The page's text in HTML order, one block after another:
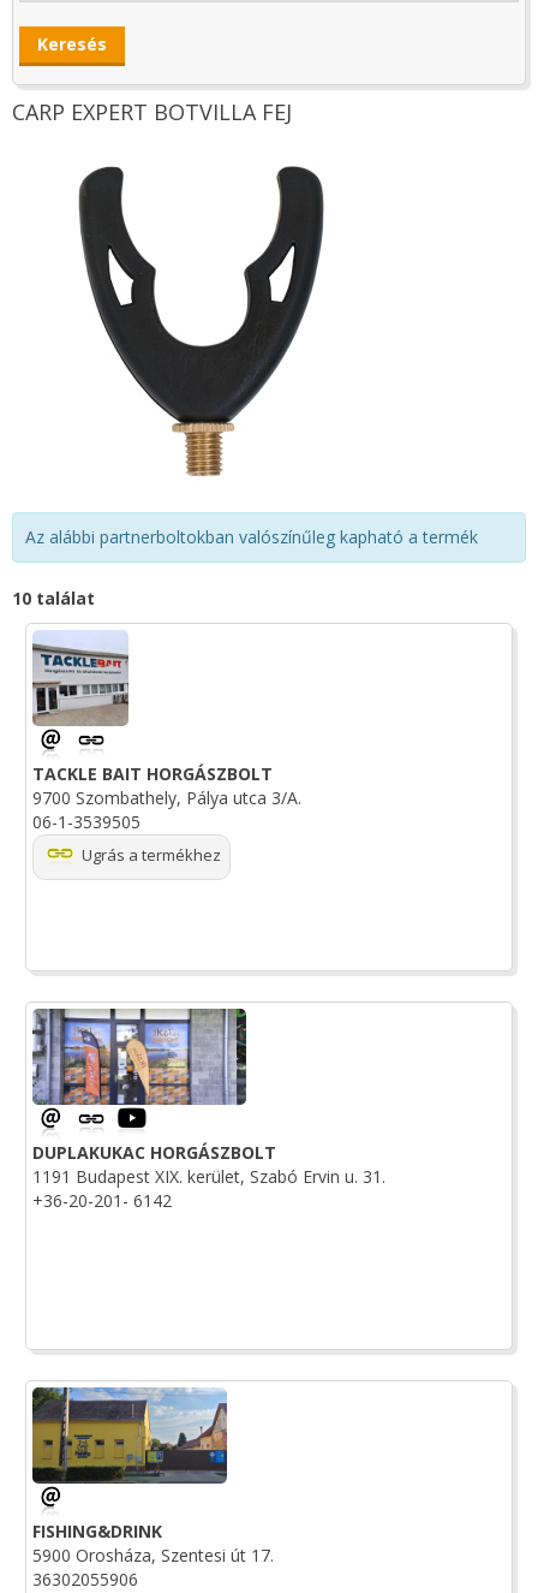
CARP EXPERT BOTVILLA FEJ
Az alábbi partnerboltokban valószínűleg kapható a termék
10 találat
TACKLE BAIT HORGÁSZBOLT
9700 Szombathely, Pálya utca 3/A.
06-1-3539505
Ugrás a termékhez
DUPLAKUKAC HORGÁSZBOLT
1191 Budapest XIX. kerület, Szabó Ervin u. 31.
+36-20-201- 6142
FISHING&DRINK
5900 Orosháza, Szentesi út 17.
36302055906